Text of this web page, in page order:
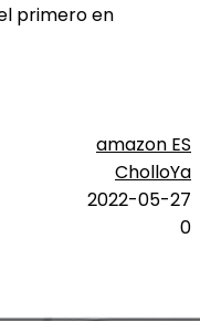
primero en
amazon ES
CholloYa
2022-05-27
0